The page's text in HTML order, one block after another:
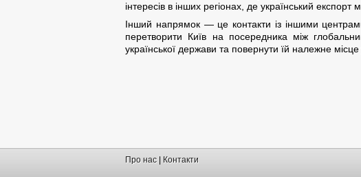
інтересів в інших регіонах, де український
Інший напрямок — це контакти із іншими
перетворити Київ на посередника між
української держави та повернути їй належне місце
Про нас Контакти